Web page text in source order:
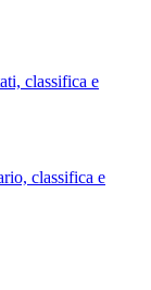
classifica e
classifica e